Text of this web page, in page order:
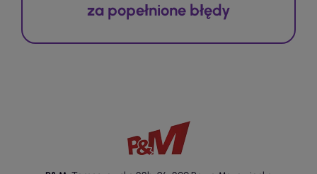
za popełnione błędy